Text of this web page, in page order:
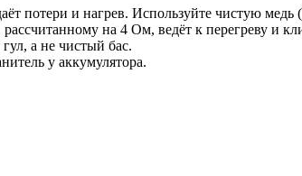
потери и нагрев. Используйте чистую медь
на 4 Ом, ведёт к перегреву и
а не чистый бас.
у аккумулятора.